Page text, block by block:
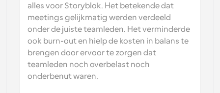
alles voor Storyblok. Het betekende dat
meetings gelijkmatig werden verdeeld
onder de juiste teamleden. Het verminderde
ook burn-out en hielp de kosten in balans te
brengen door ervoor te zorgen dat
teamleden noch overbelast noch
onderbenut waren.